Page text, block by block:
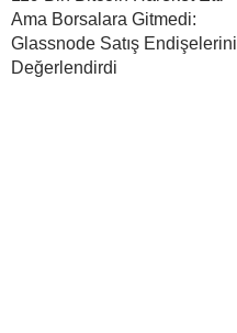
Ama Borsalara Gitmedi:
Glassnode Satış Endişelerini
Değerlendirdi